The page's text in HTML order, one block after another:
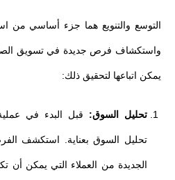
التوسع والتنويع هما جزء أساسي من
واستكشاف فرص جديدة في تسويق
يمكن اتباعها لتحقيق ذلك:
تحليل السوق: قبل البدء في
تحليل السوق بعناية. استكشف
الجديدة من العملاء التي يمكن أن